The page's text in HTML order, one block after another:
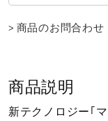
健康／エ
メディカ
商品のお問合わせ
商品説明
新テクノロジー｢